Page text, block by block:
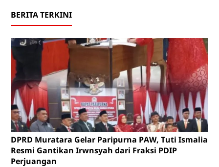
BERITA TERKINI
DPRD Muratara Gelar Paripurna PAW, Tuti Ismalia
Resmi Gantikan Irwnsyah dari Fraksi PDIP
Perjuangan